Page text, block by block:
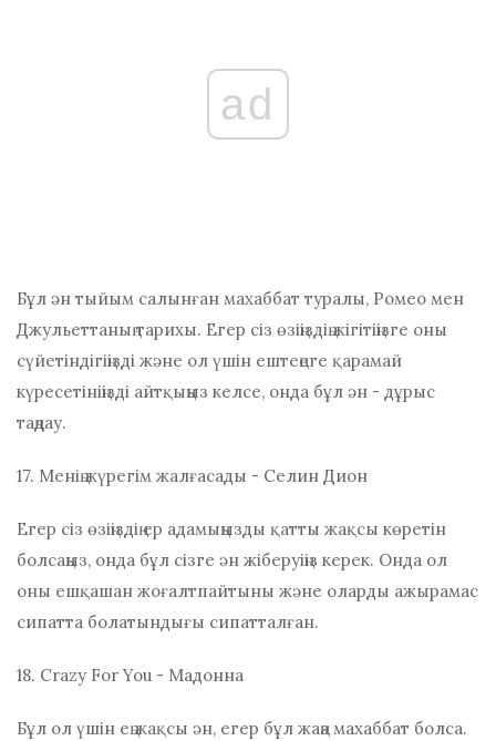
ad
Бұл ән тыйым салынған махаббат туралы, Ромео мен
Джульеттаның тарихы. Егер сіз өзіңіздің жігітіңізге оны
сүйетіндігіңізді және ол үшін ештеңеге қарамай
күресетініңізді айтқыңыз келсе, онда бұл ән - дұрыс
таңдау.
17. Менің жүрегім жалғасады - Селин Дион
Егер сіз өзіңіздің ер адамыңызды қатты жақсы көретін
болсаңыз, онда бұл сізге ән жіберуіңіз керек. Онда ол
оны ешқашан жоғалтпайтыны және оларды ажырамас
сипатта болатындығы сипатталған.
18. Crazy For You - Мадонна
Бұл ол үшін ең жақсы ән, егер бұл жаңа махаббат болса.